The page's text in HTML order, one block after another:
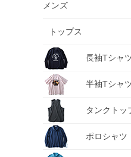
メンズ
トップス
長袖Tシャ
半袖Tシャ
タンクトッ
ポロシャツ